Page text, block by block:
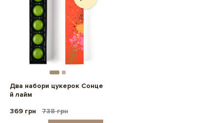
Два набори цукерок Сонце
й лайм
369 грн
738 грн